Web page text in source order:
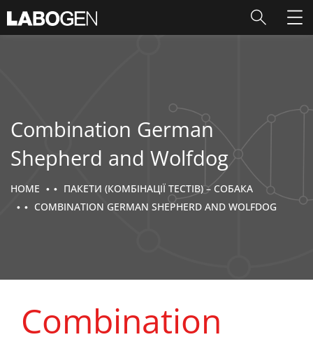
Combination German
Shepherd and Wolfdog
HOME
ПАКЕТИ (КОМБІНАЦІЇ ТЕСТІВ) – СОБАКА
COMBINATION GERMAN SHEPHERD AND WOLFDOG
Combination